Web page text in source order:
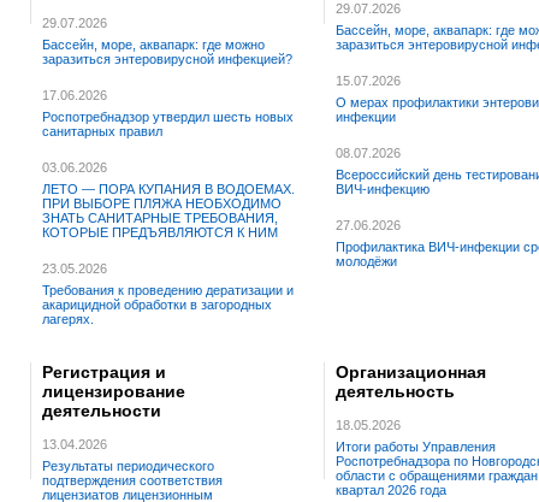
29.07.2026
Бассейн, море, аквапарк: где можно
заразиться энтеровирусной инфекцией?
17.06.2026
Роспотребнадзор утвердил шесть новых
санитарных правил
03.06.2026
ЛЕТО — ПОРА КУПАНИЯ В ВОДОЕМАХ.
ПРИ ВЫБОРЕ ПЛЯЖА НЕОБХОДИМО
ЗНАТЬ САНИТАРНЫЕ ТРЕБОВАНИЯ,
КОТОРЫЕ ПРЕДЪЯВЛЯЮТСЯ К НИМ
23.05.2026
Требования к проведению дератизации и
акарицидной обработки в загородных
лагерях.
29.07.2026
Бассейн, море, аквапарк: где
заразиться энтеровирусной
15.07.2026
О мерах профилактики
инфекции
08.07.2026
Всероссийский день
ВИЧ-инфекцию
27.06.2026
Профилактика ВИЧ-инфекции
молодёжи
Регистрация и
лицензирование
деятельности
13.04.2026
Результаты периодического
подтверждения соответствия
лицензиатов лицензионным
Организационная
деятельность
18.05.2026
Итоги работы Управления
Роспотребнадзора по
области с обращениями граждан
квартал 2026 года